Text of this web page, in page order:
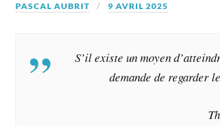
PASCAL AUBRIT 9 AVRIL 2025
S’il existe un moyen
demande de regarder